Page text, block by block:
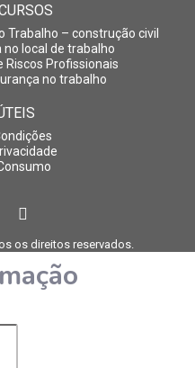
Trabalho – construção civil
local de trabalho
Riscos Profissionais
no trabalho
os direitos reservados.